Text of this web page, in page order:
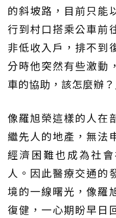
的斜坡路，目前只能
行到村口搭乘公車前
非低收入戶，排不到
分時他突然有些激動
車的協助，該怎麼辦？
像羅旭榮這樣的人在
繼先人的地產，無法
經濟困難也成為社
人。因此醫療交通的
境的一線曙光，像羅
復健，一心期盼早日